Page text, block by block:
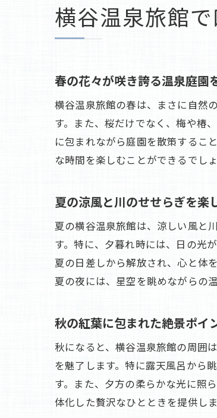
横谷温泉旅館
春の花々が咲き誇る温泉庭園
横谷温泉旅館の春は、まさに自然
す。また、桜だけでなく、梅や椿
に包まれながら庭園を散策するこ
な時間を楽しむことができるでしょ
夏の涼風と川のせせらぎを楽
夏の横谷温泉旅館は、涼しい風と
す。特に、夕暮れ時には、日の光
夏の日差しから解放され、心と体
夏の夜には、星空を眺めながらの
秋の紅葉に包まれた絶景ポイ
秋になると、横谷温泉旅館の周囲
を魅了します。特に露天風呂から
す。また、夕方の柔らかな光に照
体化した贅沢なひとときを提供しま